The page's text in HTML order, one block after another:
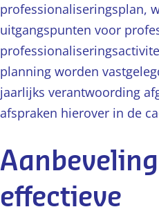
professionaliseringsplan,
uitgangspunten voor
planning worden
jaarlijks verantwoording
afspraken hierover in de
effectieve